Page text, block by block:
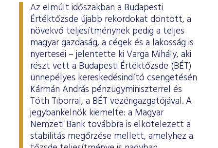
Az elmúlt időszakban a Budapesti
Értéktőzsde újabb rekordokat döntött, a
növekvő teljesítménynek pedig a teljes
magyar gazdaság, a cégek és a lakosság is
nyertesei – jelentette ki Varga Mihály, aki
részt vett a Budapesti Értéktőzsde (BÉT)
ünnepélyes kereskedésindító csengetésén
Kármán András pénzügyminiszterrel és
Tóth Tiborral, a BÉT vezérigazgatójával. A
jegybankelnök kiemelte: a Magyar
Nemzeti Bank továbbra is elkötelezett a
stabilitás megőrzése mellett, amelyhez a